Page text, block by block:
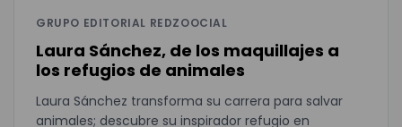
GRUPO EDITORIAL REDZOOCIAL
Laura Sánchez, de los maquillajes a
los refugios de animales
Laura Sánchez transforma su carrera para salvar
animales; descubre su inspirador refugio en